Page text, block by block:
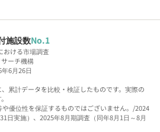
施設数No.1
おける市場調査
ーチ機構
6月26日
累計データを比較・検証したものです。実際の
優位性を保証するものではございません。/2024
日実施）、2025年8月期調査（同年8月1日～8月